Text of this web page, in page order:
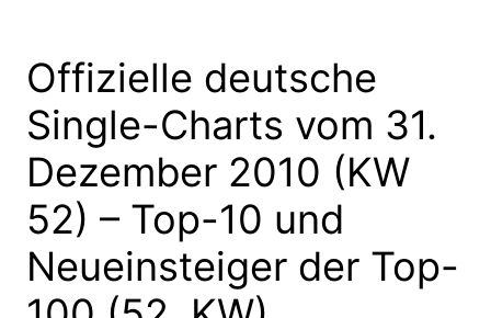
Offizielle deutsche
Single-Charts vom 31.
Dezember 2010 (KW
52) – Top-10 und
Neueinsteiger der Top-